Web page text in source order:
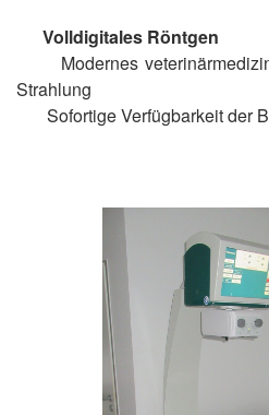
Volldigitales Röntgen
Modernes
Strahlung
Sofortige Verfügbarkeit der